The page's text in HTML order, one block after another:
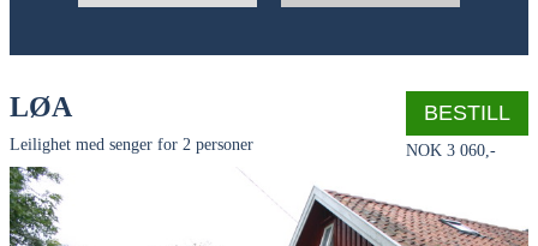
LØA
Leilighet med senger for 2 personer
BESTILL
NOK 3 060,-